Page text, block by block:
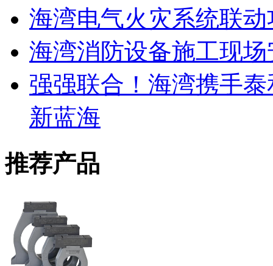
海湾电气火灾系统联
海湾消防设备施工现
强强联合！海湾携手
新蓝海
推荐产品